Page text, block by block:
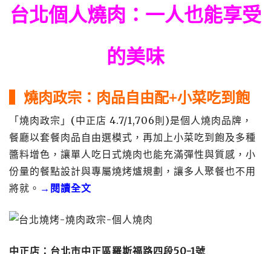
台北個人燒肉 ：一人也能享受
的美味
▍燒肉政宗：肉品自由配+小菜吃到飽
「燒肉政宗」(中正店 4.7/1,706則)是個人燒肉品牌，
餐廳以套餐肉品自由選模式，再加上小菜吃到飽及多種
醬料增色，讓單人吃日式燒肉也能充滿彈性與質感，小
份量的餐點設計與專屬燒烤爐規劃，讓多人聚餐也不用
將就。 →閱讀全文
中正店 ：台北市中正區羅斯福路四段50-1號